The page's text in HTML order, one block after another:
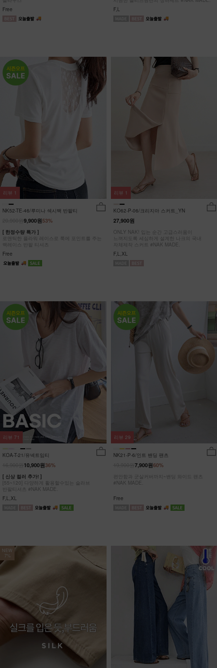
Free
F,L
NK52-TE-46/루미나 섹시백 반팔티
53%
9,900원
[ 한정수량 특가 ]
로맨틱한 플라워 레이스로 룩에 포인트를 주는
백레이스 반팔 티셔츠
Free
리뷰 1
KO62-P-06/크리지아 스커트_YN
27,900원
ONLY NAK! 입는 순간 고급스러움이
느껴지도록 세심하게 설계한 나크의 국내
자체제작 스커트 #NAK MADE.
F,L,XL
리뷰 1
KOA-T-21/유넥트임티
36%
10,900원
[ 신상 컬러 추가! ]
[55~120] 다양하게 활용할수있는 슬라브
반팔티셔츠 #NAK MADE.
F,L,XL
리뷰 71
NK21-P-6/인트 밴딩 팬츠
60%
7,900원
편안함과 군살커버까지~밴딩 와이드 팬츠
#NAK MADE.
Free
리뷰 29
NEW
7%